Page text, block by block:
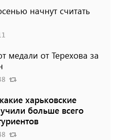
начнут считать
медали от Терехова за
харьковские
больше всего